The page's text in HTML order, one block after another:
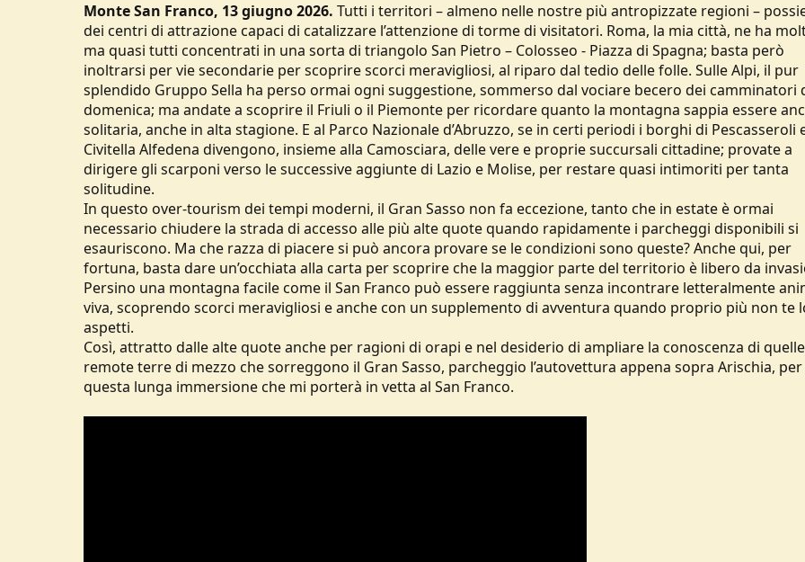
Monte San Franco, 13 giugno 2026. Tutti i territori – almeno nelle nostre più antropizzate regioni –
dei centri di attrazione capaci di catalizzare l’attenzione di torme di visitatori. Roma, la mia città, ne ha
ma quasi tutti concentrati in una sorta di triangolo San Pietro – Colosseo - Piazza di Spagna; basta però
inoltrarsi per vie secondarie per scoprire scorci meravigliosi, al riparo dal tedio delle folle. Sulle Alpi, il pur
splendido Gruppo Sella ha perso ormai ogni suggestione, sommerso dal vociare becero dei camminatori
domenica; ma andate a scoprire il Friuli o il Piemonte per ricordare quanto la montagna sappia essere
solitaria, anche in alta stagione. E al Parco Nazionale d’Abruzzo, se in certi periodi i borghi di Pescasseroli
Civitella Alfedena divengono, insieme alla Camosciara, delle vere e proprie succursali cittadine; provate a
dirigere gli scarponi verso le successive aggiunte di Lazio e Molise, per restare quasi intimoriti per tanta
solitudine.
In questo over-tourism dei tempi moderni, il Gran Sasso non fa eccezione, tanto che in estate è ormai
necessario chiudere la strada di accesso alle più alte quote quando rapidamente i parcheggi disponibili si
esauriscono. Ma che razza di piacere si può ancora provare se le condizioni sono queste? Anche qui, per
fortuna, basta dare un’occhiata alla carta per scoprire che la maggior parte del territorio è libero da
Persino una montagna facile come il San Franco può essere raggiunta senza incontrare letteralmente
viva, scoprendo scorci meravigliosi e anche con un supplemento di avventura quando proprio più non te
aspetti.
Così, attratto dalle alte quote anche per ragioni di orapi e nel desiderio di ampliare la conoscenza di quelle
remote terre di mezzo che sorreggono il Gran Sasso, parcheggio l’autovettura appena sopra Arischia, per
questa lunga immersione che mi porterà in vetta al San Franco.